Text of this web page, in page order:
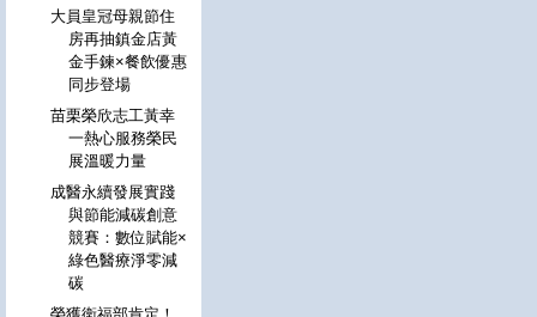
大員皇冠母親節住
房再抽鎮金店黃
金手鍊×餐飲優惠
同步登場
苗栗榮欣志工黃幸
一熱心服務榮民
展溫暖力量
成醫永續發展實踐
與節能減碳創意
競賽：數位賦能×
綠色醫療淨零減
碳